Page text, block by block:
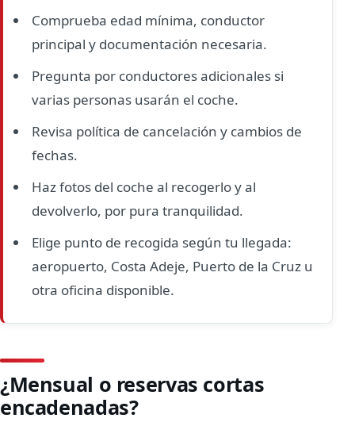
Comprueba edad mínima, conductor
principal y documentación necesaria.
Pregunta por conductores adicionales si
varias personas usarán el coche.
Revisa política de cancelación y cambios de
fechas.
Haz fotos del coche al recogerlo y al
devolverlo, por pura tranquilidad.
Elige punto de recogida según tu llegada:
aeropuerto, Costa Adeje, Puerto de la Cruz u
otra oficina disponible.
¿Mensual o reservas cortas
encadenadas?